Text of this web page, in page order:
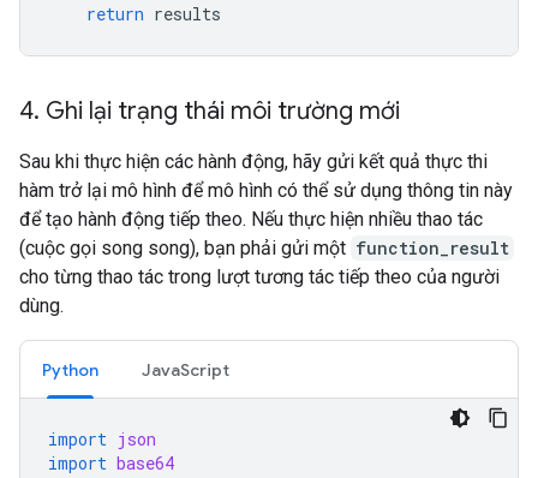
return results
4. Ghi lại trạng thái môi trường mới
Sau khi thực hiện các hành động, hãy gửi kết quả thực thi
hàm trở lại mô hình để mô hình có thể sử dụng thông tin này
để tạo hành động tiếp theo. Nếu thực hiện nhiều thao tác
(cuộc gọi song song), bạn phải gửi một function_result
cho từng thao tác trong lượt tương tác tiếp theo của người
dùng.
Python JavaScript
import json
import base64